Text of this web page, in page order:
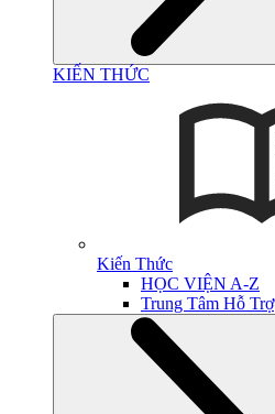
KIẾN THỨC
Kiến Thức
HỌC VIỆN A-Z
Trung Tâm Hỗ Trợ